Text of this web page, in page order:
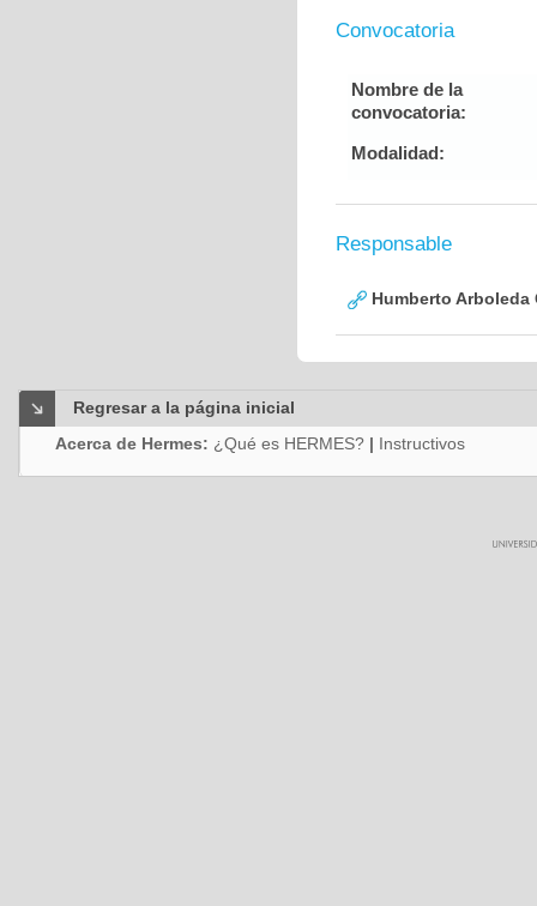
Convocatoria
Nombre de la
convocatoria:
Modalidad:
Responsable
Humberto Arboleda
Regresar a la página inicial
Acerca de Hermes: ¿Qué es HERMES? | Instructivos